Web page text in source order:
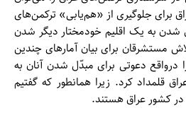
برای جلوگیری از «هم‌یابی» ترکمن‌‌های
شدن به یک اقلیم خودمختار دیگر شدن
مستشرقان برای بیان آمار‌های چندین
درواقع دعوتی برای مبدّل شدن آنان به
قلمداد کرد. زیرا همانطور که گفتیم
کشور عراق هستند.